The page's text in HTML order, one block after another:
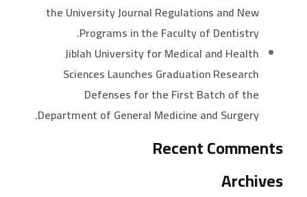
the University Journal Regulations and New
Programs in the Faculty of Dentistry.
Jiblah University for Medical and Health
Sciences Launches Graduation Research
Defenses for the First Batch of the
Department of General Medicine and Surgery.
Recent Comments
Archives